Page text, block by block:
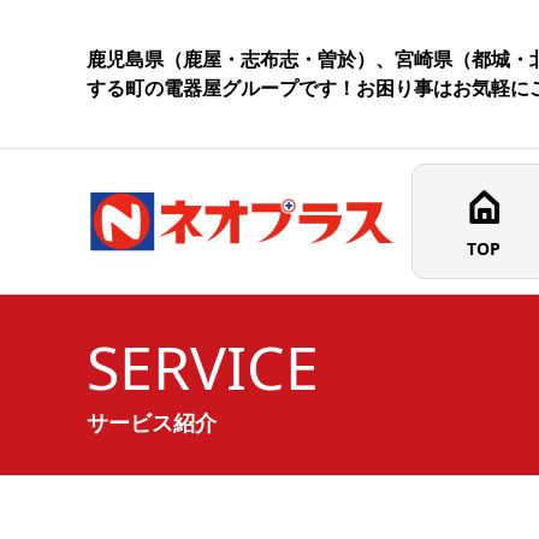
鹿児島県（鹿屋・志布志・曽於）、宮崎県（都城・
する町の電器屋グループです！お困り事はお気軽に
TOP
SERVICE
サービス紹介